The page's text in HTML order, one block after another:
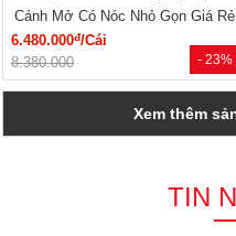
- 23%
Cánh Mở Có Nóc Nhỏ Gọn Giá Rẻ
6.480.000đ/Cái
8.380.000
Xem thêm
TIN